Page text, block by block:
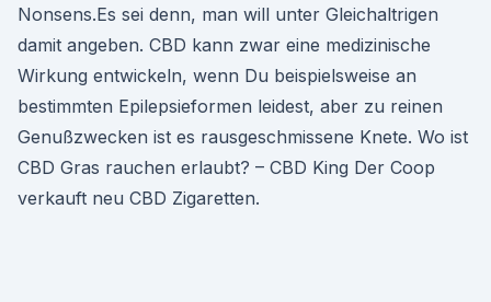
Nonsens.Es sei denn, man will unter Gleichaltrigen
damit angeben. CBD kann zwar eine medizinische
Wirkung entwickeln, wenn Du beispielsweise an
bestimmten Epilepsieformen leidest, aber zu reinen
Genußzwecken ist es rausgeschmissene Knete. Wo ist
CBD Gras rauchen erlaubt? – CBD King Der Coop
verkauft neu CBD Zigaretten.